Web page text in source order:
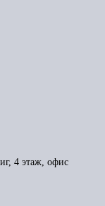
4 этаж, офис